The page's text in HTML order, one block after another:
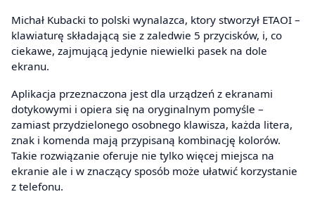
Michał Kubacki to polski wynalazca, ktory stworzył ETAOI –
klawiaturę składającą sie z zaledwie 5 przycisków, i, co
ciekawe, zajmującą jedynie niewielki pasek na dole
ekranu.
Aplikacja przeznaczona jest dla urządzeń z ekranami
dotykowymi i opiera się na oryginalnym pomyśle –
zamiast przydzielonego osobnego klawisza, każda litera,
znak i komenda mają przypisaną kombinację kolorów.
Takie rozwiązanie oferuje nie tylko więcej miejsca na
ekranie ale i w znaczący sposób może ułatwić korzystanie
z telefonu.